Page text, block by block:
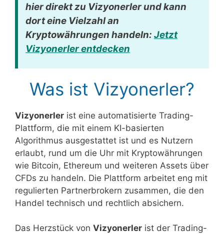
hier direkt zu Vizyonerlerund kann
dort eine Vielzahl an
Kryptowährungen handeln: Jetzt
Vizyonerler entdecken
Was ist Vizyonerler?
Vizyonerler ist eine automatisierte Trading-
Plattform, die mit einem KI-basierten
Algorithmus ausgestattet ist und es Nutzern
erlaubt, rund um die Uhr mit Kryptowährungen
wie Bitcoin, Ethereum und weiteren Assets über
CFDs zu handeln. Die Plattform arbeitet eng mit
regulierten Partnerbrokern zusammen, die den
Handel technisch und rechtlich absichern.
Das Herzstück von Vizyonerler ist der Trading-